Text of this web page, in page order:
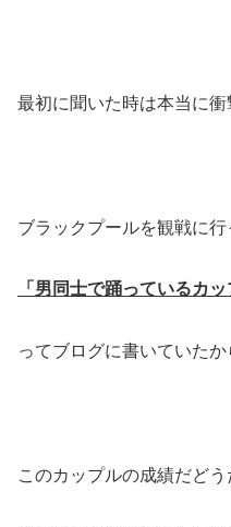
最初に聞いた時は本当に衝
ブラックプールを観戦に
「男同士で踊っているカッ
ってブログに書いていたか
このカップルの成績だど